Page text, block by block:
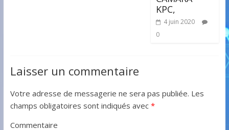
KPC,
4 juin 2020
0
Laisser un commentaire
Votre adresse de messagerie ne sera pas publiée. Les
champs obligatoires sont indiqués avec *
Commentaire